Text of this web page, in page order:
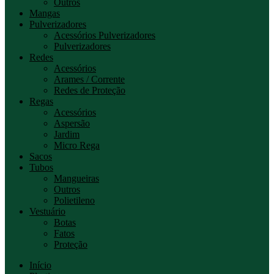
Outros
Mangas
Pulverizadores
Acessórios Pulverizadores
Pulverizadores
Redes
Acessórios
Arames / Corrente
Redes de Proteção
Regas
Acessórios
Aspersão
Jardim
Micro Rega
Sacos
Tubos
Mangueiras
Outros
Polietileno
Vestuário
Botas
Fatos
Proteção
Início